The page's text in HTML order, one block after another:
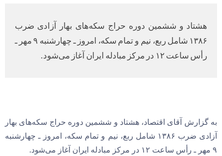
هشتاد و ششمین دوره حراج سکه‌های بهار آزادی ضرب
۱۳۸۶ شامل ربع، نیم و تمام سکه، امروز ـ چهارشنبه ۹ مهر ـ
رأس ساعت ۱۲ در مرکز مبادله ایران آغاز می‌شود.
به گزارش آقای اقتصاد، هشتاد و ششمین دوره حراج سکه‌های بهار
آزادی ضرب ۱۳۸۶ شامل ربع، نیم و تمام سکه، امروز ـ چهارشنبه
۹ مهر ـ رأس ساعت ۱۲ در مرکز مبادله ایران آغاز می‌شود.